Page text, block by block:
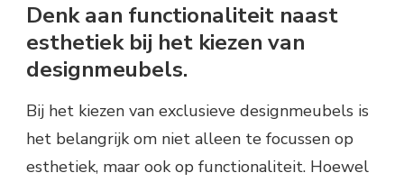
Denk aan functionaliteit naast
esthetiek bij het kiezen van
designmeubels.
Bij het kiezen van exclusieve designmeubels is
het belangrijk om niet alleen te focussen op
esthetiek, maar ook op functionaliteit. Hoewel